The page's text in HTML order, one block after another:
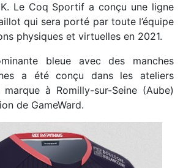
Le Coq Sportif a conçu une ligne
qui sera porté par toute l’équipe
physiques et virtuelles en 2021.
bleue avec des manches
a été conçu dans les ateliers
à Romilly-sur-Seine (Aube)
de GameWard.